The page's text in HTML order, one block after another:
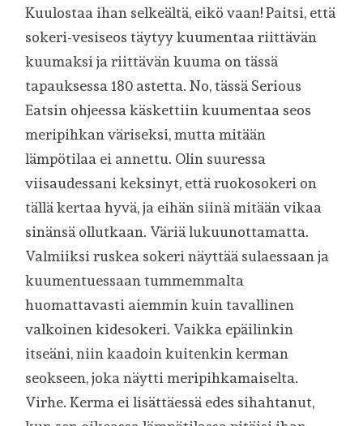
Kuulostaa ihan selkeältä, eikö vaan! Paitsi, että
sokeri-vesiseos täytyy kuumentaa riittävän
kuumaksi ja riittävän kuuma on tässä
tapauksessa 180 astetta. No, tässä Serious
Eatsin ohjeessa käskettiin kuumentaa seos
meripihkan väriseksi, mutta mitään
lämpötilaa ei annettu. Olin suuressa
viisaudessani keksinyt, että ruokosokeri on
tällä kertaa hyvä, ja eihän siinä mitään vikaa
sinänsä ollutkaan. Väriä lukuunottamatta.
Valmiiksi ruskea sokeri näyttää sulaessaan ja
kuumentuessaan tummemmalta
huomattavasti aiemmin kuin tavallinen
valkoinen kidesokeri. Vaikka epäilinkin
itseäni, niin kaadoin kuitenkin kerman
seokseen, joka näytti meripihkamaiselta.
Virhe. Kerma ei lisättäessä edes sihahtanut,